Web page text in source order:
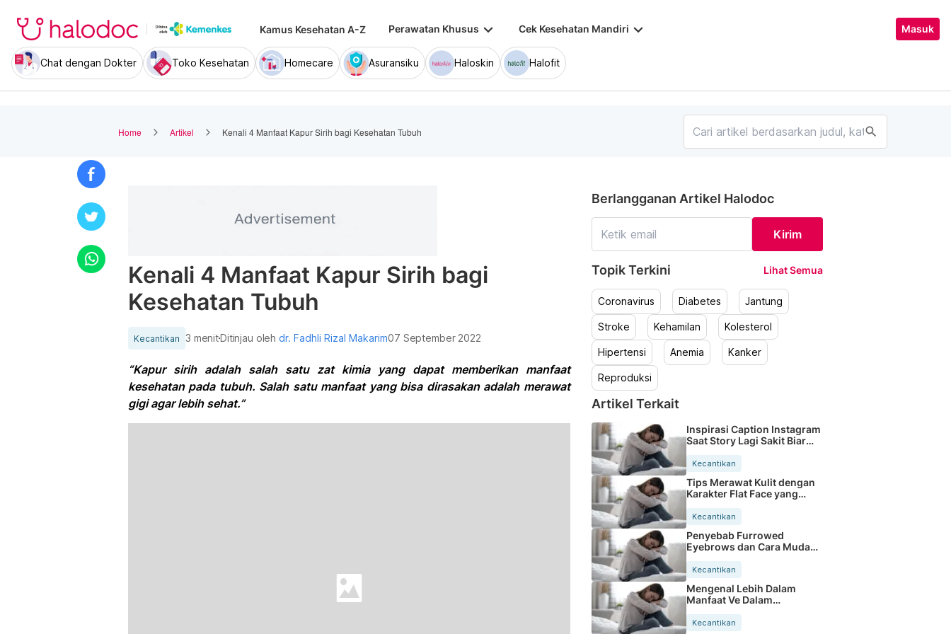
Kamus Kesehatan A-Z Perawatan Khusus keyboard_arrow_down Cek Kesehatan Mandiri keyboard_arrow_down Masuk
Chat dengan Dokter Toko Kesehatan Homecare Asuransiku Haloskin Halofit
Home Artikel Kenali 4 Manfaat Kapur Sirih bagi Kesehatan Tubuh search
Kenali 4 Manfaat Kapur Sirih bagi
Kesehatan Tubuh
Kecantikan 3 menitDitinjau olehdr. Fadhli Rizal Makarim07 September 2022
“Kapur sirih adalah salah satu zat kimia yang dapat memberikan manfaat
kesehatan pada tubuh. Salah satu manfaat yang bisa dirasakan adalah merawat
gigi agar lebih sehat.”
Berlangganan Artikel Halodoc
Kirim
Topik Terkini Lihat Semua
Coronavirus Diabetes Jantung
Stroke Kehamilan Kolesterol
Hipertensi Anemia Kanker
Reproduksi
Artikel Terkait
Inspirasi Caption Instagram
Saat Story Lagi Sakit Biar
Kecantikan
Tips Merawat Kulit dengan
Karakter Flat Face yang
Kecantikan
Penyebab Furrowed
Eyebrows dan Cara Mudah
Kecantikan
Mengenal Lebih Dalam
Manfaat Ve Dalam
Kecantikan